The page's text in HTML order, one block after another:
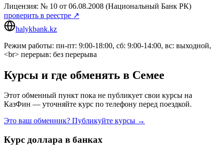
Лицензия: № 10 от 06.08.2008 (Национальный Банк РК)
проверить в реестре ↗
halykbank.kz
Режим работы: пн-пт: 9:00-18:00, сб: 9:00-14:00, вс: выходной,
<br> перерыв: без перерыва
Курсы и где обменять в Семее
Этот обменный пункт пока не публикует свои курсы на
КазФин — уточняйте курс по телефону перед поездкой.
Это ваш обменник? Публикуйте курсы →
Курс доллара в банках